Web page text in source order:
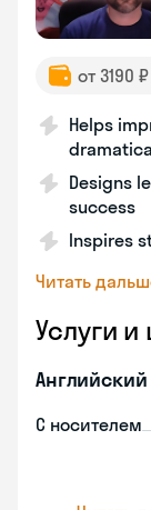
от 3190
Helps
Designs
success
Inspires
Читать
Услуги
С носителем